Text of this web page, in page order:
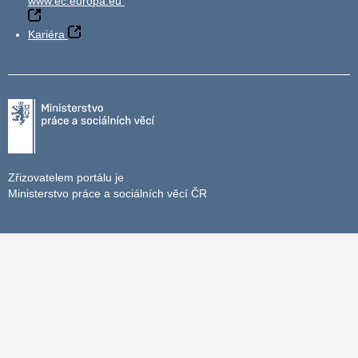
Kariéra
Zřizovatelem portálu je
Ministerstvo práce a sociálních věcí ČR